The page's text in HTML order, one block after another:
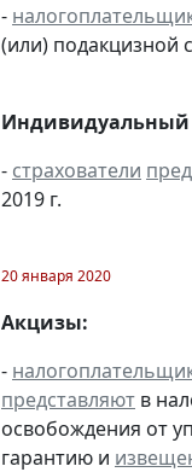
-
(или) подакцизной
Индивидуальный
- страхователи
2019 г.
20 января 2020
Акцизы:
-
представляют в
освобождения от
гарантию и